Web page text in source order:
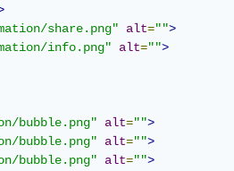
share.png" alt="">
info.png" alt="">
bubble.png" alt="">
bubble.png" alt="">
bubble.png" alt="">